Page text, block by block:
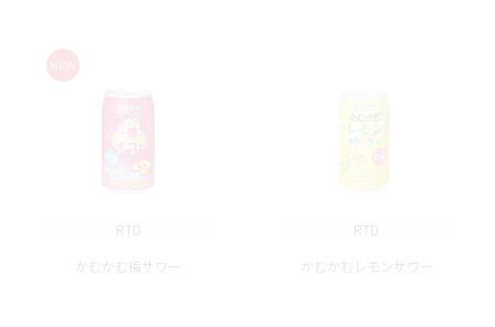
NEW
RTD
かむかむ梅サワー
RTD
かむかむレモンサワー